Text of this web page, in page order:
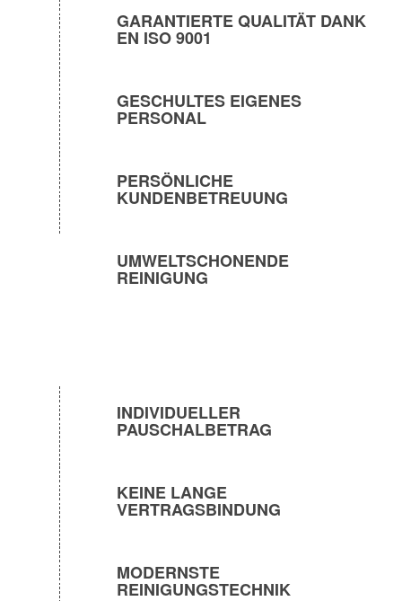
GARANTIERTE QUALITÄT DANK
EN ISO 9001
GESCHULTES EIGENES
PERSONAL
PERSÖNLICHE
KUNDENBETREUUNG
UMWELTSCHONENDE
REINIGUNG
INDIVIDUELLER
PAUSCHALBETRAG
KEINE LANGE
VERTRAGSBINDUNG
MODERNSTE
REINIGUNGSTECHNIK